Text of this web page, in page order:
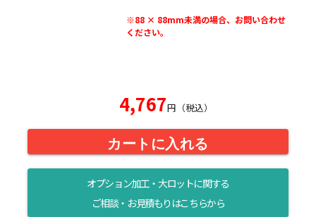
※88 × 88mm未満の場合、お問い合わせ
ください。
4,767円（税込）
カートに入れる
オプション加工・大ロットに関する
ご相談・お見積もりはこちらから